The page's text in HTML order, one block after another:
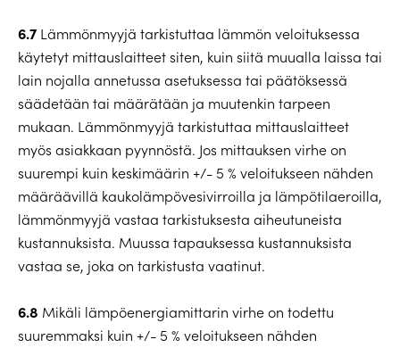
6.7 Lämmönmyyjä tarkistuttaa lämmön veloituksessa
käytetyt mittauslaitteet siten, kuin siitä muualla laissa tai
lain nojalla annetussa asetuksessa tai päätöksessä
säädetään tai määrätään ja muutenkin tarpeen
mukaan. Lämmönmyyjä tarkistuttaa mittauslaitteet
myös asiakkaan pyynnöstä. Jos mittauksen virhe on
suurempi kuin keskimäärin +/- 5 % veloitukseen nähden
määräävillä kaukolämpövesivirroilla ja lämpötilaeroilla,
lämmönmyyjä vastaa tarkistuksesta aiheutuneista
kustannuksista. Muussa tapauksessa kustannuksista
vastaa se, joka on tarkistusta vaatinut.
6.8 Mikäli lämpöenergiamittarin virhe on todettu
suuremmaksi kuin +/- 5 % veloitukseen nähden